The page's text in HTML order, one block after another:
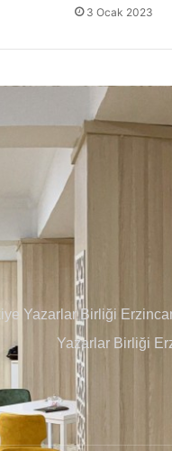
3 Ocak 2023
Yazarlar Birliği
Yazarlar Birliği